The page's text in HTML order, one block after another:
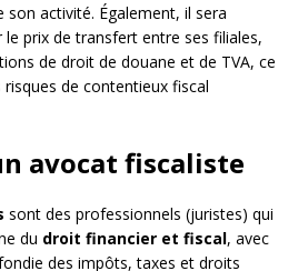
son activité. Également, il sera
prix de transfert entre ses filiales,
de droit de douane et de TVA, ce
de contentieux fiscal
avocat fiscaliste
sont des professionnels (juristes) qui
du droit financier et fiscal, avec
des impôts, taxes et droits